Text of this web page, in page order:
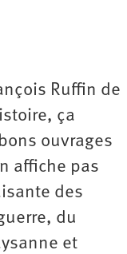
Ruffin de
ça
ouvrages
affiche pas
des
du
et